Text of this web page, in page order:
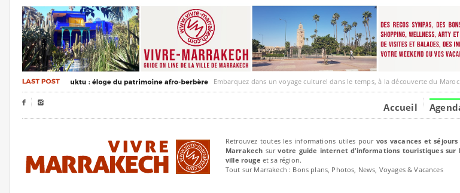
Embarquez dans un voyage culturel dans le temps, à la découverte du Maroc des routes
  Accueil
Retrouvez toutes les informations utiles pour vos vacances et séjours
Marrakech survotre guide internet d’informations touristiques sur
ville rouge et sa région.
Tout sur Marrakech : Bons plans, Photos, News, Voyages & Vacances